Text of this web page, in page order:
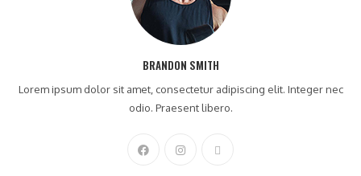
BRANDON SMITH
Lorem ipsum dolor sit amet, consectetur adipiscing elit. Integer nec
odio. Praesent libero.